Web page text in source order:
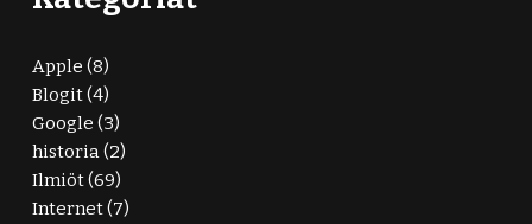
Apple (8)
Blogit(4)
Google (3)
historia(2)
Ilmiöt(69)
Internet(7)